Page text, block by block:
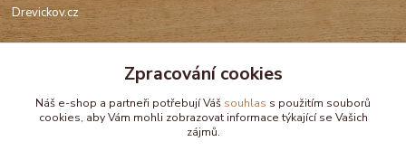
Drevickov.cz
+420 732 488 676
drevickov@drevickov.cz, info@drevickov.cz
Zpracování cookies
Náš e-shop a partneři potřebují Váš souhlas s použitím souborů
cookies, aby Vám mohli zobrazovat informace týkající se Vašich
zájmů.